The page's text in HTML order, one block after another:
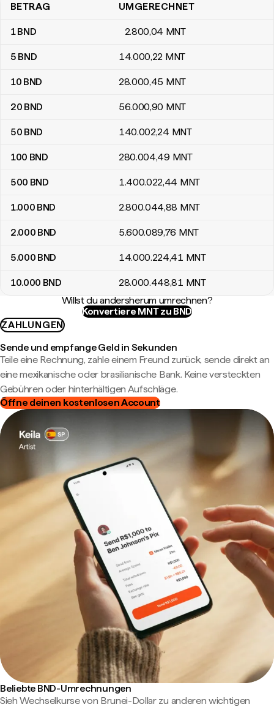
Umrechnungstabelle Brunei-Dollar zu Mongolische Tögrög
BETRAG UMGERECHNET
1BND 2.800,04 MNT
5 BND 14.000,22 MNT
10 BND 28.000,45 MNT
20 BND 56.000,90 MNT
50 BND 140.002,24 MNT
100 BND 280.004,49 MNT
500 BND 1.400.022,44 MNT
1.000 BND 2.800.044,88 MNT
2.000 BND 5.600.089,76 MNT
5.000 BND 14.000.224,41 MNT
10.000 BND 28.000.448,81 MNT
Willst du andersherum umrechnen?
Konvertiere MNT zu BND
ZAHLUNGEN
Sende und empfange Geld in Sekunden
Teile eine Rechnung, zahle einem Freund zurück, sende direkt an
eine mexikanische oder brasilianische Bank. Keine versteckten
Gebühren oder hinterhältigen Aufschläge.
Öffne deinen kostenlosen Account
Beliebte BND-Umrechnungen
Sieh Wechselkurse von Brunei-Dollar zu anderen wichtigen